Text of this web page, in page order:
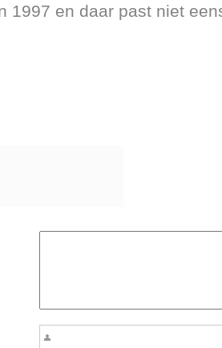
1997 en daar past niet